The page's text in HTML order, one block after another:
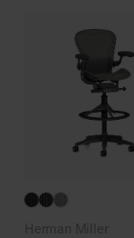
Herman Miller